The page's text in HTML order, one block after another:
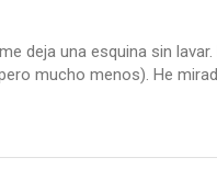
deja una esquina sin
mucho menos). He